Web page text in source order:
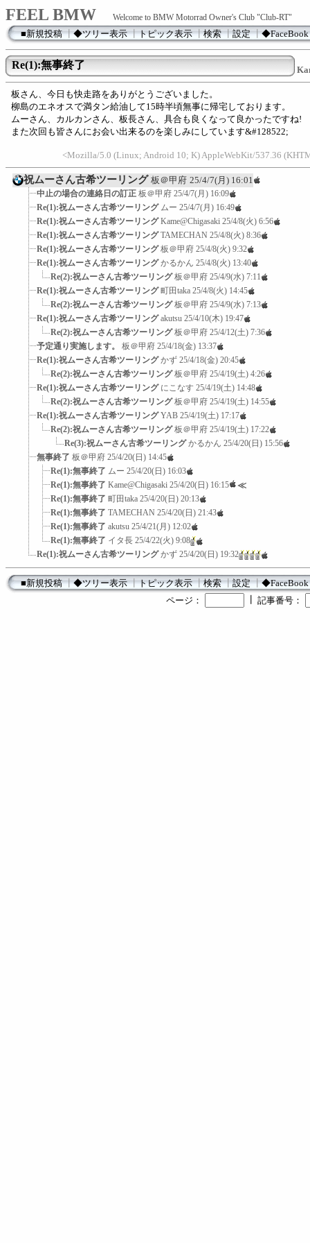
FEEL BMW Welcome to BMW Motorrad Owner's Club "Club-RT"
■新規投稿┃◆ツリー表示┃トピック表示┃検索┃設定┃◆FaceBook
Re(1):無事終了
板さん、今日も快走路をありがとうございました。
柳島のエネオスで満タン給油して15時半頃無事に帰宅しております。
ムーさん、カルカンさん、板長さん、具合も良くなって良かったですね!
また次回も皆さんにお会い出来るのを楽しみにしています&#128522;
<Mozilla/5.0 (Linux; Android 10; K) AppleWebKit/537.36
祝ムーさん古希ツーリング 板＠甲府 25/4/7(月) 16:01
中止の場合の連絡日の訂正 板＠甲府 25/4/7(月) 16:09
Re(1):祝ムーさん古希ツーリング ムー 25/4/7(月) 16:49
Re(1):祝ムーさん古希ツーリング Kame@Chigasaki 25/4/8(火) 6:56
Re(1):祝ムーさん古希ツーリング TAMECHAN 25/4/8(火) 8:36
Re(1):祝ムーさん古希ツーリング 板＠甲府 25/4/8(火) 9:32
Re(1):祝ムーさん古希ツーリング かるかん 25/4/8(火) 13:40
Re(2):祝ムーさん古希ツーリング 板＠甲府 25/4/9(水) 7:11
Re(1):祝ムーさん古希ツーリング 町田taka 25/4/8(火) 14:45
Re(2):祝ムーさん古希ツーリング 板＠甲府 25/4/9(水) 7:13
Re(1):祝ムーさん古希ツーリング akutsu 25/4/10(木) 19:47
Re(2):祝ムーさん古希ツーリング 板＠甲府 25/4/12(土) 7:36
予定通り実施します。
板＠甲府 25/4/18(金) 13:37
Re(1):祝ムーさん古希ツーリング かず 25/4/18(金) 20:45
Re(2):祝ムーさん古希ツーリング 板＠甲府 25/4/19(土) 4:26
Re(1):祝ムーさん古希ツーリング にこなす 25/4/19(土) 14:48
Re(2):祝ムーさん古希ツーリング 板＠甲府 25/4/19(土) 14:55
Re(1):祝ムーさん古希ツーリング YAB 25/4/19(土) 17:17
Re(2):祝ムーさん古希ツーリング 板＠甲府 25/4/19(土) 17:22
Re(3):祝ムーさん古希ツーリング かるかん 25/4/20(日) 15:56
無事終了 板＠甲府 25/4/20(日) 14:45
Re(1):無事終了 ムー 25/4/20(日) 16:03
Re(1):無事終了 Kame@Chigasaki 25/4/20(日) 16:15 ≪
Re(1):無事終了 町田taka 25/4/20(日) 20:13
Re(1):無事終了 TAMECHAN 25/4/20(日) 21:43
Re(1):無事終了 akutsu 25/4/21(月) 12:02
Re(1):無事終了 イタ長 25/4/22(火) 9:08
Re(1):祝ムーさん古希ツーリング かず 25/4/20(日) 19:32
■新規投稿┃◆ツリー表示┃トピック表示┃検索┃設定┃◆FaceBook
ページ：
記事番号：